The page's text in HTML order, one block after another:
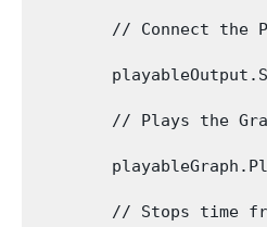
// Connect the
// Plays the
// Stops time